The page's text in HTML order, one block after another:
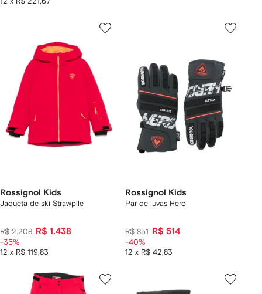
Rossignol Kids
Jaqueta de ski Strawpile
R$ 2.208 R$ 1.438
12 x R$ 119,83
-35%
Rossignol Kids
Par de luvas Hero
R$ 851 R$ 514
12 x R$ 42,83
-40%